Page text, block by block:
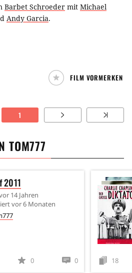
Barbet Schroeder mit Michael
Andy Garcia.
FILM VORMERKEN
1
TOM777
2011
14 Jahren
vor 6 Monaten
0 0 18